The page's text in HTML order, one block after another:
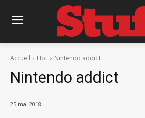
Accueil Hot Nintendo addict
Nintendo addict
25 mai 2018